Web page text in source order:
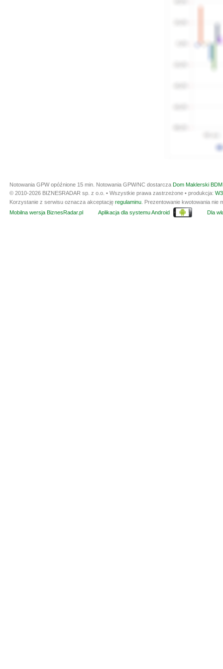
Notowania GPW opóźnione 15 min. Notowania GPW/NC dostarcza Dom Maklerski
© 2010-2026 BIZNESRADAR sp. z o.o. • Wszystkie prawa zastrzeżone • produkcja:
Korzystanie z serwisu oznacza akceptację regulaminu. Prezentowanie kwotowania nie
Mobilna wersja BiznesRadar.pl
Aplikacja dla systemu Android Dla